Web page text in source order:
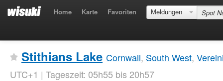
Home Karte Favoriten Meldungen
Stithians Lake Cornwall, South West,
UTC+1 | Tageszeit: 05h55 bis 20h57